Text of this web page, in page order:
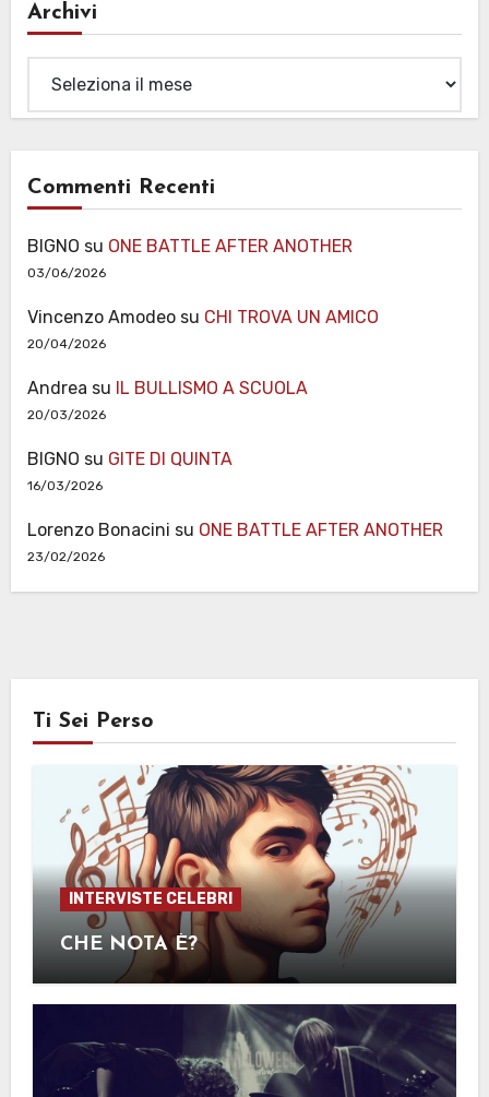
Archivi
Commenti Recenti
BIGNO su ONE BATTLE AFTER ANOTHER
03/06/2026
Vincenzo Amodeosu CHI TROVA UN AMICO
20/04/2026
Andrea su IL BULLISMO A SCUOLA
20/03/2026
BIGNO su GITE DI QUINTA
16/03/2026
Lorenzo Bonacini su ONE BATTLE AFTER ANOTHER
23/02/2026
Ti Sei Perso
INTERVISTE CELEBRI
CHE NOTA È?